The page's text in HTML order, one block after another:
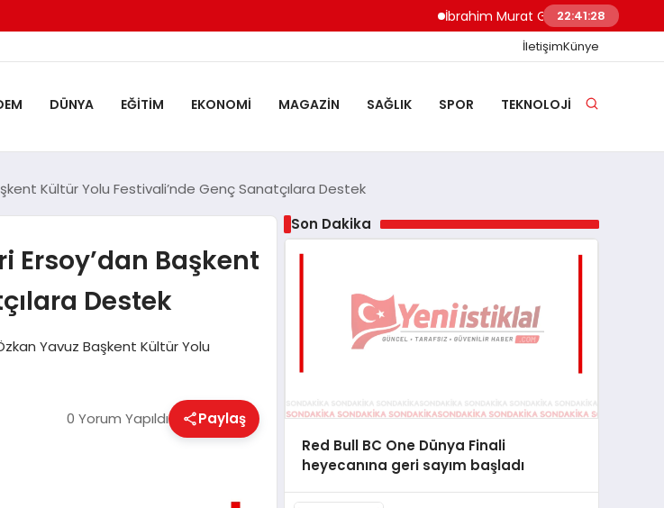
İbrahim Murat Gündüz: Malgaç’tan
22:41:29
İletişimKünye
DÜNYA EĞITIM EKONOMI MAGAZIN SAĞLIK SPOR TEKNOLOJI
Kültür Yolu Festivali’nde Genç Sanatçılara Destek
Ersoy’dan Başkent
Destek
Yavuz Başkent Kültür Yolu
0 Yorum Yapıldı Paylaş
Son Dakika
Red Bull BC One Dünya Finali
heyecanına geri sayım başladı